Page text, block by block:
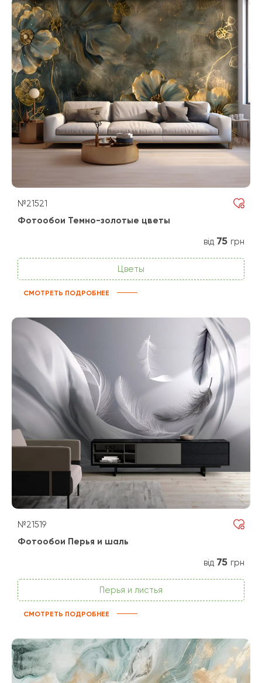
№21521
Фотообои Темно-золотые цветы
від 75 грн
Цветы
СМОТРЕТЬ ПОДРОБНЕЕ
№21519
Фотообои Перья и шаль
від 75 грн
Перья и листья
СМОТРЕТЬ ПОДРОБНЕЕ